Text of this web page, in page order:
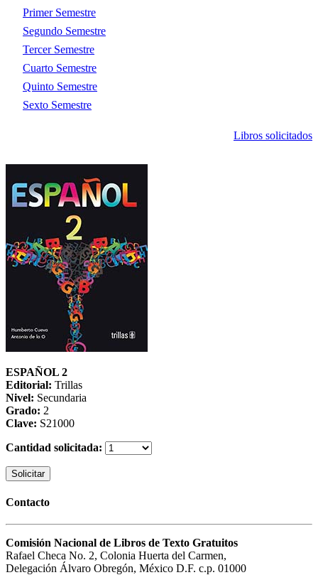
Primer Semestre
Segundo Semestre
Tercer Semestre
Cuarto Semestre
Quinto Semestre
Sexto Semestre
Libros solicitados
ESPAÑOL 2
Editorial: Trillas
Nivel: Secundaria
Grado: 2
Clave: S21000
Cantidad solicitada:
Solicitar
Contacto
Comisión Nacional de Libros de Texto Gratuitos
Rafael Checa No. 2, Colonia Huerta del Carmen,
Delegación Álvaro Obregón, México D.F. c.p. 01000